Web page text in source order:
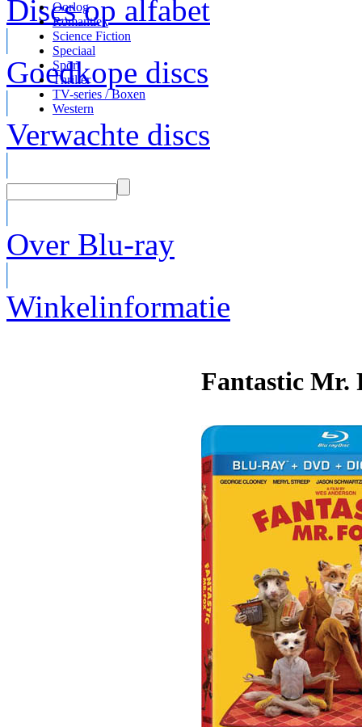
Discs op alfabet
Goedkope discs
Verwachte discs
Over Blu-ray
Winkelinformatie
Oorlog
Romantiek
Science Fiction
Speciaal
Sport
Thriller
TV-series / Boxen
Western
Fantastic Mr.